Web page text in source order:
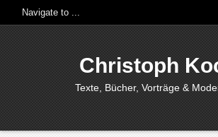
Christoph
Texte, Bücher, Vorträge &